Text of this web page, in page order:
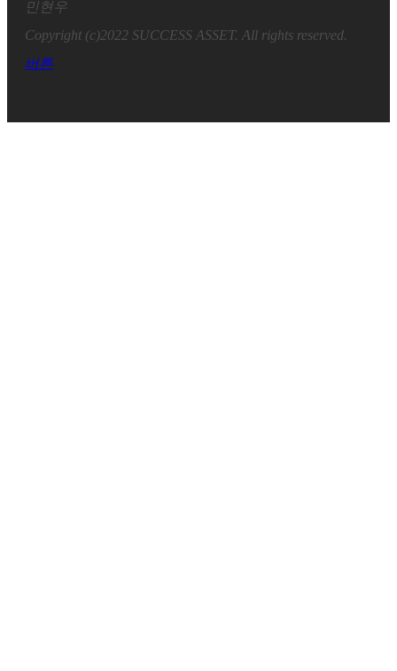
민현우
Copyright (c)2022 SUCCESS ASSET. All rights reserved.
버튼